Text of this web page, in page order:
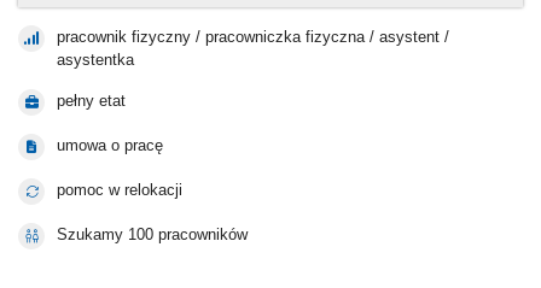
pracownik fizyczny / pracowniczka fizyczna / asystent /
asystentka
pełny etat
umowa o pracę
pomoc w relokacji
Szukamy 100 pracowników